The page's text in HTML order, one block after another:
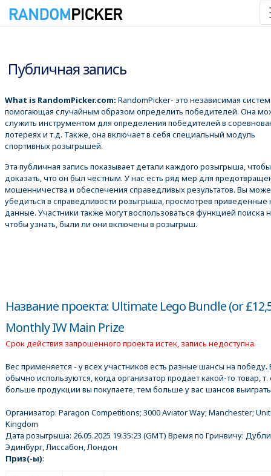
Публичная запись
What is RandomPicker.com: RandomPicker- это независимая
помогающая случайным образом определить победителей. Она
служить инструментом для определения победителей в
лотереях и т.д. Также, она включает в себя специальный модуль
спортивных розыгрышей.
Эта публичная запись показывает детали каждого розыгрыша, чтобы
доказать, что он был честным. У нас есть ряд мер для
мошенничества и обеспечения справедливых результатов. Вы
убедиться в справедливости розыгрыша, просмотрев приведенные
данные. Участники также могут воспользоваться функцией поиска
чтобы узнать, были ли они включены в розыгрыш.
Название проекта: Ultimate Lego Bundle (or
Monthly IW Main Prize
Срок действия запрошенного проекта истек, запись недоступна.
Вес применяется - у всех участников есть разные шансы на победу.
обычно используются, когда организатор продает какой-то товар,
больше продукции вы покупаете, тем больше у вас шансов
Организатор: Paragon Competitions; 3000 Aviator Way; Manchester;
Kingdom
Дата розыгрыша: 26.05.2025 19:35:23 (GMT) Время по Гринвичу:
Эдинбург, Лиссабон, Лондон
Приз(-ы):